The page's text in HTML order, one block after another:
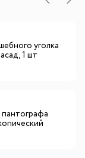
уголка
1 шт